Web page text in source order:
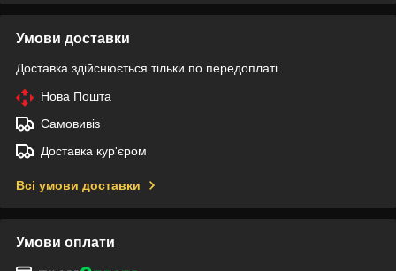
Умови доставки
Доставка здійснюється тільки по передоплаті.
Нова Пошта
Самовивіз
Доставка кур'єром
Всі умови доставки
Умови оплати